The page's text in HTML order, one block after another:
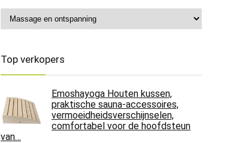
Top verkopers
Emoshayoga Houten kussen,
praktische sauna-accessoires,
vermoeidheidsverschijnselen,
comfortabel voor de hoofdsteun
van…